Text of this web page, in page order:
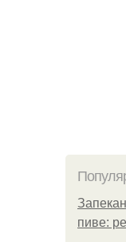
пиве: